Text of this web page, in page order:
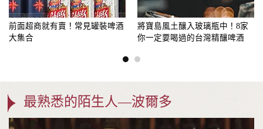
前面超商就有賣！常見罐裝啤酒
大集合
將寶島風土釀入玻璃瓶中！8家
你一定要喝過的台灣精釀啤酒
最熟悉的陌生人—波爾多